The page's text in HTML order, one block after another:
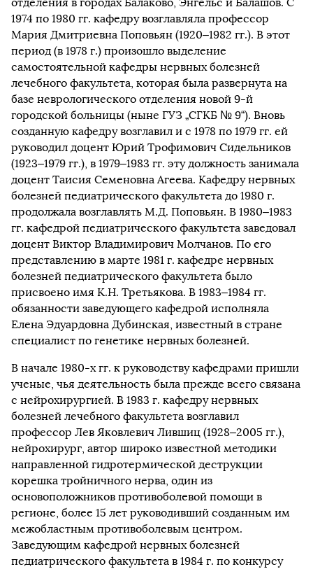
отделения в городах Балаково, Энгельс и Балашов. С
1974 по 1980 гг. кафедру возглавляла профессор
Мария Дмитриевна Поповьян (1920–1982 гг.). В этот
период (в 1978 г.) произошло выделение
самостоятельной кафедры нервных болезней
лечебного факультета, которая была развернута на
базе неврологического отделения новой 9-й
городской больницы (ныне ГУЗ „СГКБ № 9“). Вновь
созданную кафедру возглавил и с 1978 по 1979 гг. ей
руководил доцент Юрий Трофимович Сидельников
(1923–1979 гг.), в 1979–1983 гг. эту должность занимала
доцент Таисия Семеновна Агеева. Кафедру нервных
болезней педиатрического факультета до 1980 г.
продолжала возглавлять М.Д. Поповьян. В 1980–1983
гг. кафедрой педиатрического факультета заведовал
доцент Виктор Владимирович Молчанов. По его
представлению в марте 1981 г. кафедре нервных
болезней педиатрического факультета было
присвоено имя К.Н. Третьякова. В 1983–1984 гг.
обязанности заведующего кафедрой исполняла
Елена Эдуардовна Дубинская, известный в стране
специалист по генетике нервных болезней.
В начале 1980-х гг. к руководству кафедрами пришли
ученые, чья деятельность была прежде всего связана
с нейрохирургией. В 1983 г. кафедру нервных
болезней лечебного факультета возглавил
профессор Лев Яковлевич Лившиц (1928–2005 гг.),
нейрохирург, автор широко известной методики
направленной гидротермической деструкции
корешка тройничного нерва, один из
основоположников противоболевой помощи в
регионе, более 15 лет руководивший созданным им
межобластным противоболевым центром.
Заведующим кафедрой нервных болезней
педиатрического факультета в 1984 г. по конкурсу